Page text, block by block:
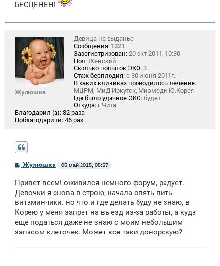
БЕСЦЕНЕН!
Жулюшка
Девица на выданье
Сообщения: 1321
Зарегистрирован: 20 окт 2011, 10:30
Пол: Женский
Сколько попыток ЭКО: 3
Стаж бесплодия: с 30 июня 2011г.
В каких клиниках проводилось лечение:
МЦРМ, МиД Иркутск, Мизмеди Ю.Корея
Где было удачное ЭКО: будет
Откуда: г.Чита
Благодарил (а): 82 раза
Поблагодарили: 46 раз
С
б
щ
н
и
Жулюшка 05 май 2015, 05:57
Привет всем! оживился немного форум, радует.
Девочки я снова в строю, начала опять пить
витаминчики. но что и где делать буду не знаю, в
Корею у меня запрет на выезд из-за работы, а куда
еще податься даже не знаю с моим небольшим
запасом клеточек. Может все таки донорскую?